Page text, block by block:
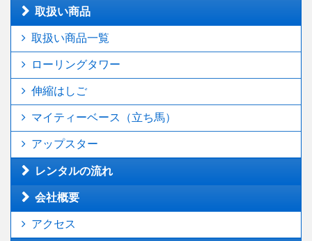
取扱い商品
取扱い商品一覧
ローリングタワー
伸縮はしご
マイティーベース（立ち馬）
アップスター
レンタルの流れ
会社概要
アクセス